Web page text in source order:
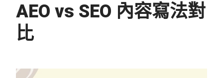
AEO vs SEO 內容寫法對
比